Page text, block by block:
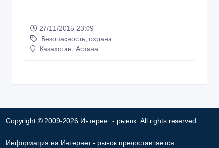
27/11/2015 23:09
Безопасность, охрана
Казахстан, Астана
Copyright © 2009-2026 Интернет - рынок. All rights reserved.
Информация на Интернет - рынок предоставляется